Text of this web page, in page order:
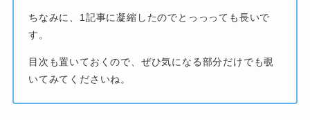
ちなみに、1記事に凝縮したのでとっっっても長いで
す。
目次も置いておくので、ぜひ気になる部分だけでも覗
いてみてくださいね。